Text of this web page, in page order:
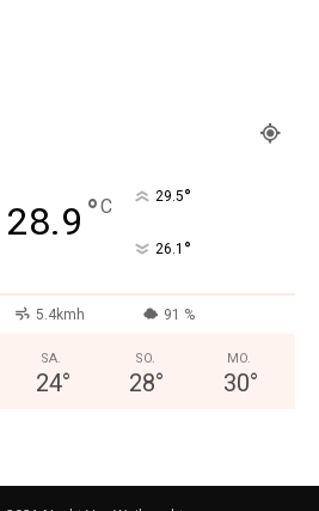
28.9 °C 29.5°
26.1 °
5.4kmh 91 %
SA.
24°
SO.
28°
MO.
30°